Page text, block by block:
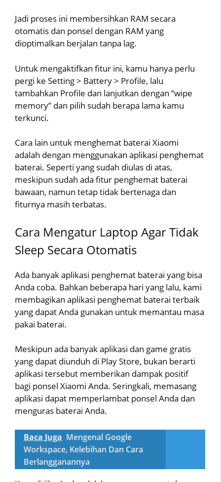
Jadi proses ini membersihkan RAM secara
otomatis dan ponsel dengan RAM yang
dioptimalkan berjalan tanpa lag.
Untuk mengaktifkan fitur ini, kamu hanya perlu
pergi ke Setting > Battery > Profile, lalu
tambahkan Profile dan lanjutkan dengan “wipe
memory” dan pilih sudah berapa lama kamu
terkunci.
Cara lain untuk menghemat baterai Xiaomi
adalah dengan menggunakan aplikasi penghemat
baterai. Seperti yang sudah diulas di atas,
meskipun sudah ada fitur penghemat baterai
bawaan, namun tetap tidak bertenaga dan
fiturnya masih terbatas.
Cara Mengatur Laptop Agar Tidak
Sleep Secara Otomatis
Ada banyak aplikasi penghemat baterai yang bisa
Anda coba. Bahkan beberapa hari yang lalu, kami
membagikan aplikasi penghemat baterai terbaik
yang dapat Anda gunakan untuk memantau masa
pakai baterai.
Meskipun ada banyak aplikasi dan game gratis
yang dapat diunduh di Play Store, bukan berarti
aplikasi tersebut memberikan dampak positif
bagi ponsel Xiaomi Anda. Seringkali, memasang
aplikasi dapat memperlambat ponsel Anda dan
menguras baterai Anda.
Baca Juga Mengenal Google
Workspace, Kelebihan Dan Cara
Berlangganannya